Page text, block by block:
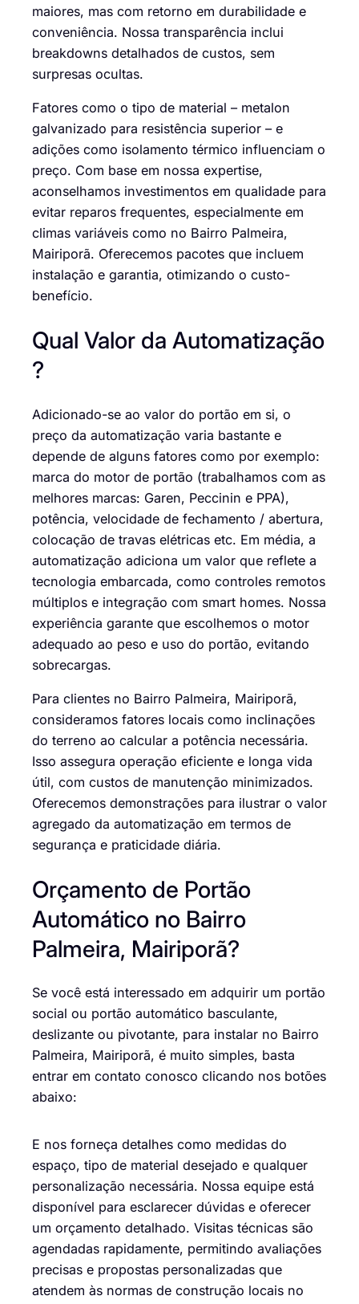
maiores, mas com retorno em durabilidade e
conveniência. Nossa transparência inclui
breakdowns detalhados de custos, sem
surpresas ocultas.
Fatores como o tipo de material – metalon
galvanizado para resistência superior – e
adições como isolamento térmico influenciam o
preço. Com base em nossa expertise,
aconselhamos investimentos em qualidade para
evitar reparos frequentes, especialmente em
climas variáveis como no Bairro Palmeira,
Mairiporã. Oferecemos pacotes que incluem
instalação e garantia, otimizando o custo-
benefício.
Qual Valor da Automatização
?
Adicionado-se ao valor do portão em si, o
preço da automatização varia bastante e
depende de alguns fatores como por exemplo:
marca do motor de portão (trabalhamos com as
melhores marcas: Garen, Peccinin e PPA),
potência, velocidade de fechamento / abertura,
colocação de travas elétricas etc. Em média, a
automatização adiciona um valor que reflete a
tecnologia embarcada, como controles remotos
múltiplos e integração com smart homes. Nossa
experiência garante que escolhemos o motor
adequado ao peso e uso do portão, evitando
sobrecargas.
Para clientes no Bairro Palmeira, Mairiporã,
consideramos fatores locais como inclinações
do terreno ao calcular a potência necessária.
Isso assegura operação eficiente e longa vida
útil, com custos de manutenção minimizados.
Oferecemos demonstrações para ilustrar o valor
agregado da automatização em termos de
segurança e praticidade diária.
Orçamento de Portão
Automático no Bairro
Palmeira, Mairiporã?
Se você está interessado em adquirir um portão
social ou portão automático basculante,
deslizante ou pivotante, para instalar no Bairro
Palmeira, Mairiporã, é muito simples, basta
entrar em contato conosco clicando nos botões
abaixo:
E nos forneça detalhes como medidas do
espaço, tipo de material desejado e qualquer
personalização necessária. Nossa equipe está
disponível para esclarecer dúvidas e oferecer
um orçamento detalhado. Visitas técnicas são
agendadas rapidamente, permitindo avaliações
precisas e propostas personalizadas que
atendem às normas de construção locais no